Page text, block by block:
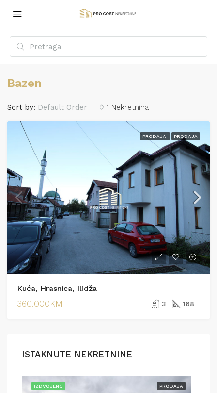
Bazen
1 Nekretnina
Sort by: Default Order
PRODAJA PRODAJA
Kuća, Hrasnica, Ilidža
360.000KM 3 168
ISTAKNUTE NEKRETNINE
PRODAJA
IZDVOJENO